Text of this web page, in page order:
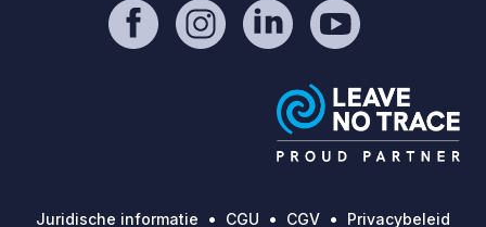
Juridische informatie CGU CGV Privacybeleid